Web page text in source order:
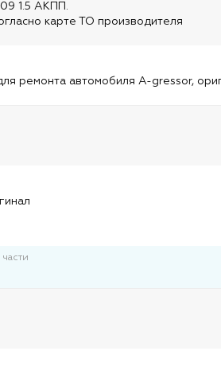
1.5 АКПП.
карте ТО производителя
ремонта автомобиля A-gressor,